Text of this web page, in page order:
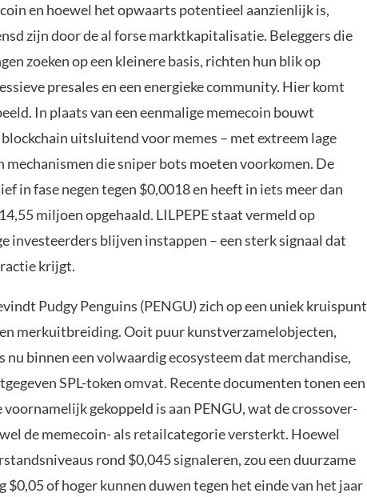
en hoewel het opwaarts potentieel aanzienlijk is,
zijn door de al forse marktkapitalisatie. Beleggers die
zoeken op een kleinere basis, richten hun blik op
presales en een energieke community. Hier komt
In plaats van een eenmalige memecoin bouwt
blockchain uitsluitend voor memes – met extreem lage
die sniper bots moeten voorkomen. De
in fase negen tegen $0,0018 en heeft in iets meer dan
miljoen opgehaald. LILPEPE staat vermeld op
investeerders blijven instappen – een sterk signaal dat
krijgt.
Pudgy Penguins (PENGU) zich op een uniek kruispunt
merkuitbreiding. Ooit puur kunstverzamelobjecten,
nu binnen een volwaardig ecosysteem dat merchandise,
SPL-token omvat. Recente documenten tonen een
voornamelijk gekoppeld is aan PENGU, wat de crossover-
de memecoin- als retailcategorie versterkt. Hoewel
rond $0,045 signaleren, zou een duurzame
of hoger kunnen duwen tegen het einde van het jaar